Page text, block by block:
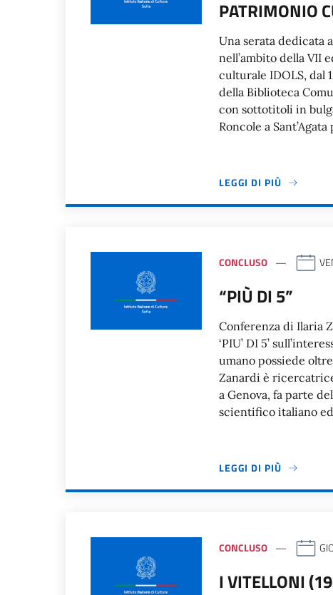
PATRIMONIO
Una serata dedicata
nell’ambito della VII
culturale IDOLS, dal
della Biblioteca
con sottotitoli in
Roncole a
LEGGI DI PIÙ
CONCLUSO
“PIÙ DI 5”
Conferenza di Ilaria
‘PIU’ DI 5’
umano possiede
Zanardi è
a Genova, fa parte
scientifico italiano
LEGGI DI PIÙ
CONCLUSO
I VITELLONI